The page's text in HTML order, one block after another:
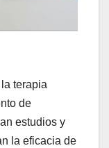
terapia
de
estudios y
la eficacia de